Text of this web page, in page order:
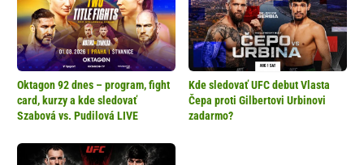
Oktagon 92 dnes – program, fight
card, kurzy a kde sledovať
Szabová vs. Pudilová LIVE
Kde sledovať UFC debut Vlasta
Čepa proti Gilbertovi Urbinovi
zadarmo?